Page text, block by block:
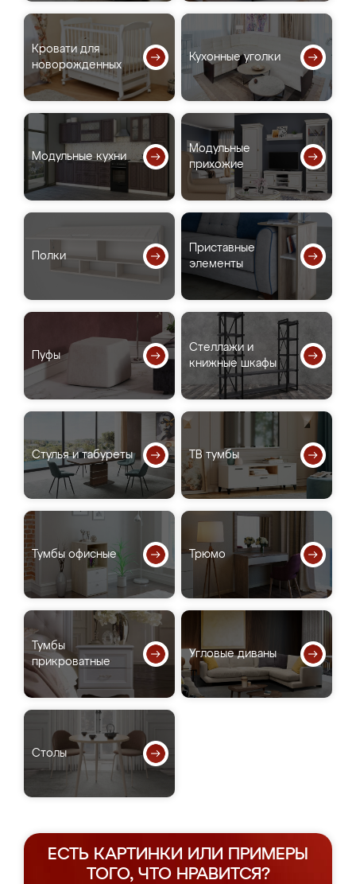
Кровати для
новорожденных
Кухонные уголки
Модульные кухни
Модульные
прихожие
Полки
Приставные
элементы
Пуфы
Стеллажи и
книжные шкафы
Стулья и табуреты ТВ тумбы
Тумбы офисные Трюмо
Тумбы
прикроватные
Угловые диваны
Столы
ЕСТЬ КАРТИНКИ ИЛИ ПРИМЕРЫ
ТОГО, ЧТО НРАВИТСЯ?